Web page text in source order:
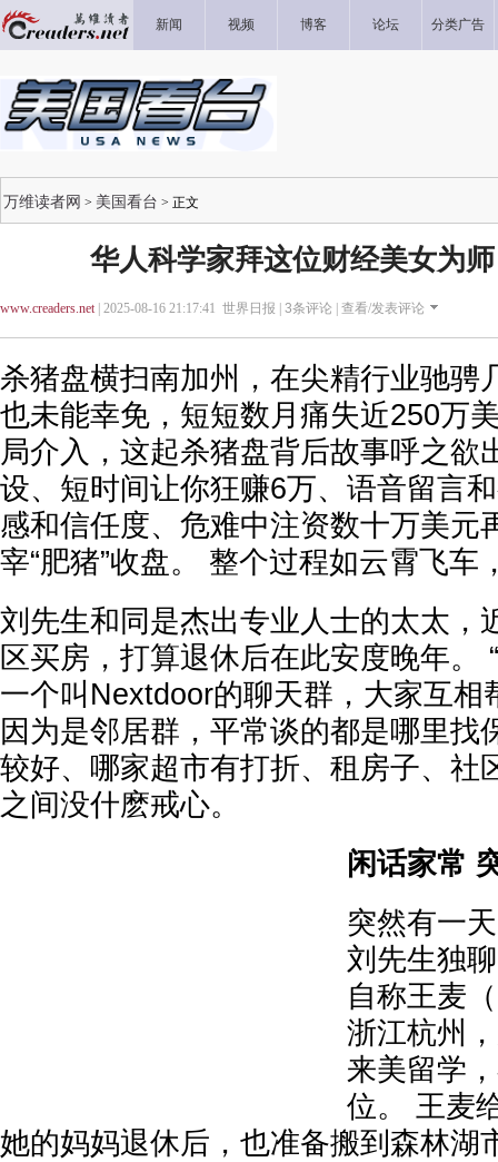
新闻 视频 博客 论坛 分类广告
万维读者网 > 美国看台 > 正文
华人科学家拜这位财经美女为
www.creaders.net| 2025-08-16 21:17:41 世界日报 | 3条评论 | 查看/发表评论
杀猪盘横扫南加州，在尖精行业驰骋
也未能幸免，短短数月痛失近250万
局介入，这起杀猪盘背后故事呼之欲
设、短时间让你狂赚6万、语音留言
感和信任度、危难中注资数十万美元
宰“肥猪”收盘。 整个过程如云霄飞车
刘先生和同是杰出专业人士的太太，
区买房，打算退休后在此安度晚年。
一个叫Nextdoor的聊天群，大家互相
因为是邻居群，平常谈的都是哪里找
较好、哪家超市有打折、租房子、社
之间没什麽戒心。
闲话家常
突然有一
刘先生独
自称王麦
浙江杭州
来美留学
位。 王麦
她的妈妈退休后，也准备搬到森林湖